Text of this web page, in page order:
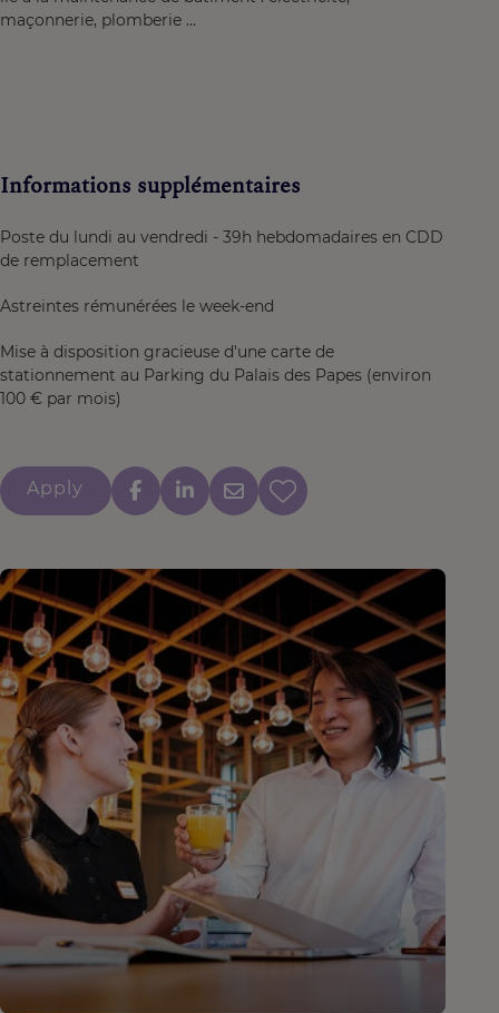
maçonnerie, plomberie …
Informations supplémentaires
Poste du lundi au vendredi - 39h hebdomadaires en CDD
de remplacement
Astreintes rémunérées le week-end
Mise à disposition gracieuse d'une carte de
stationnement au Parking du Palais des Papes (environ
100 € par mois)
Apply